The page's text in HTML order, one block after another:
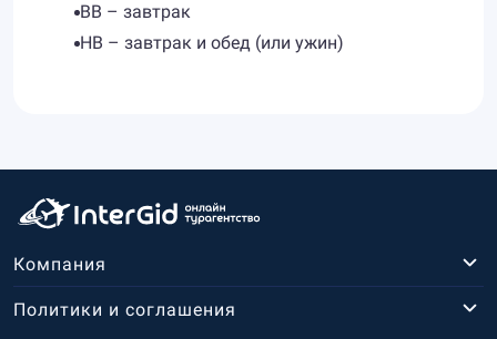
BB – завтрак
HB – завтрак и обед (или ужин)
Компания
Политики и соглашения